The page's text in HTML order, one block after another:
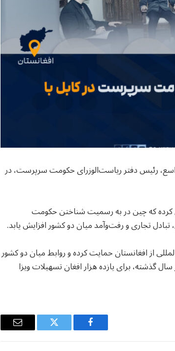
رئیس دفتر ریاست‌الوزرای حکومت سرپرست، در
کرده که چین در به رسمیت شناختن حکومت
تجاری و رفت‌وآمد میان دو کشور افزایش یابد.
از افغانستان حمایت کرده و روابط میان دو کشور
گذشته، برای یازده هزار افغان تسهیلات ویزا
Facebook
Twitter
Email